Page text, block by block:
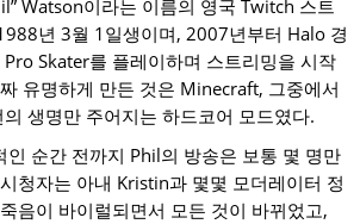
Watson이라는 이름의 영국 Twitch 스트
년 3월 1일생이며, 2007년부터 Halo 경
Skater를 플레이하며 스트리밍을 시작
유명하게 만든 것은 Minecraft, 그중에서
생명만 주어지는 하드코어 모드였다.
순간 전까지 Phil의 방송은 보통 몇 명만
청자는 아내 Kristin과 몇몇 모더레이터 정
음이 바이럴되면서 모든 것이 바뀌었고,